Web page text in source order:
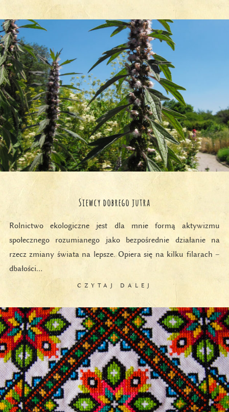
Siewcy dobrego jutra
Rolnictwo ekologiczne jest dla mnie formą aktywizmu
społecznego rozumianego jako bezpośrednie działanie na
rzecz zmiany świata na lepsze. Opiera się na kilku filarach –
dbałości…
CZYTAJ DALEJ